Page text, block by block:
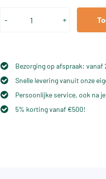
- +
Bezorging op afspraak: vanaf
Snelle levering vanuit onze
Persoonlijke service, ook na
5% korting vanaf €500!